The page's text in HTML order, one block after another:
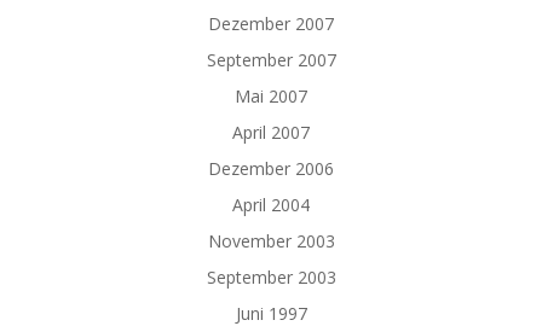
Dezember 2007
September 2007
Mai 2007
April 2007
Dezember 2006
April 2004
November 2003
September 2003
Juni 1997